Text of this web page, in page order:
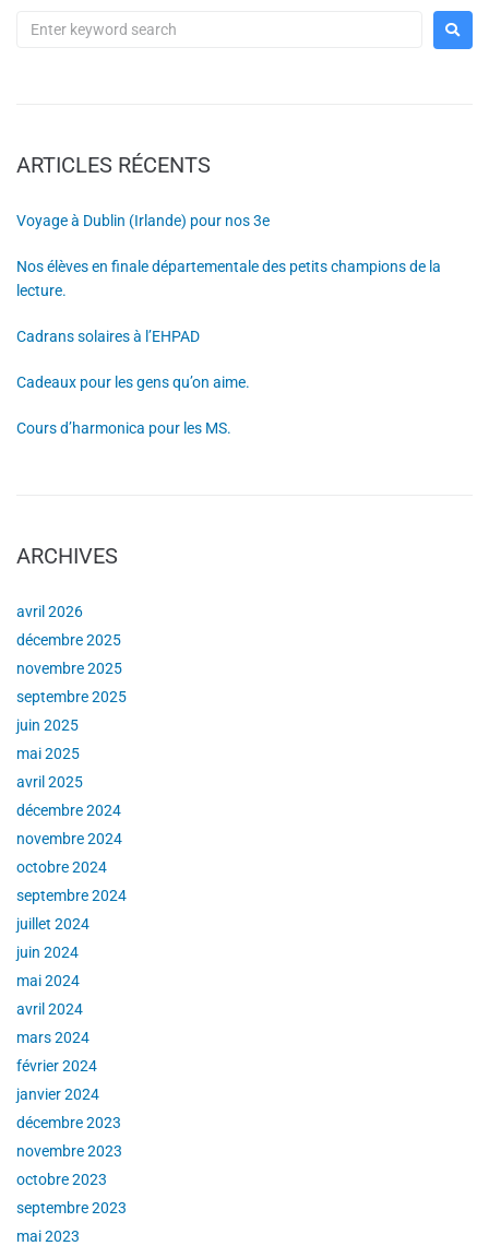
ARTICLES RÉCENTS
Voyage à Dublin (Irlande) pour nos 3e
Nos élèves en finale départementale des petits champions de la
lecture.
Cadrans solaires à l’EHPAD
Cadeaux pour les gens qu’on aime.
Cours d’harmonica pour les MS.
ARCHIVES
avril 2026
décembre 2025
novembre 2025
septembre 2025
juin 2025
mai 2025
avril 2025
décembre 2024
novembre 2024
octobre 2024
septembre 2024
juillet 2024
juin 2024
mai 2024
avril 2024
mars 2024
février 2024
janvier 2024
décembre 2023
novembre 2023
octobre 2023
septembre 2023
mai 2023